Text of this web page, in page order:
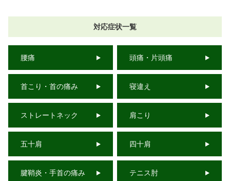
対応症状一覧
腰痛 頭痛・片頭痛
首こり・首の痛み 寝違え
ストレートネック 肩こり
五十肩 四十肩
腱鞘炎・手首の痛み テニス肘